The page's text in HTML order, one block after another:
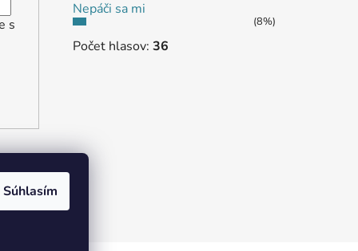
Súhlasím
s
Nepáči sa mi
(8%)
Počet hlasov: 36